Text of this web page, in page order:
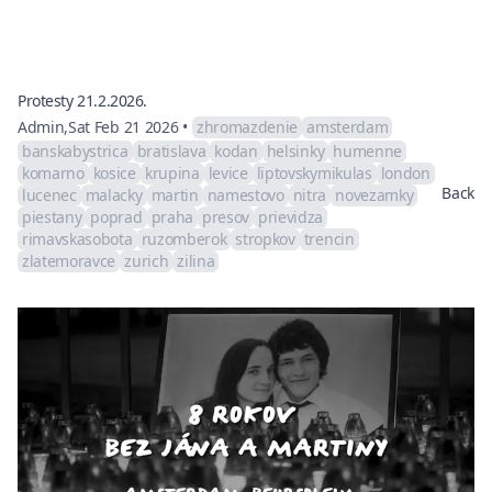
Protesty 21.2.2026.
Admin,Sat Feb 21 2026 • zhromazdenie amsterdam
banskabystrica bratislava kodan helsinky humenne
komarno kosice krupina levice liptovskymikulas london
lucenec malacky martin namestovo nitra novezamky
piestany poprad praha presov prievidza
rimavskasobota ruzomberok stropkov trencin
zlatemoravce zurich zilina
Back